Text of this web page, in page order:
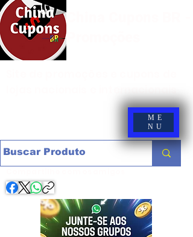
ME
NU